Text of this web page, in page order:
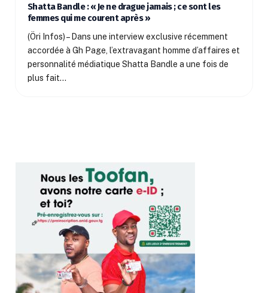
Shatta Bandle : « Je ne drague jamais ; ce sont les
femmes qui me courent après »
(Öri Infos) – Dans une interview exclusive récemment
accordée à Gh Page, l’extravagant homme d’affaires et
personnalité médiatique Shatta Bandle a une fois de
plus fait…